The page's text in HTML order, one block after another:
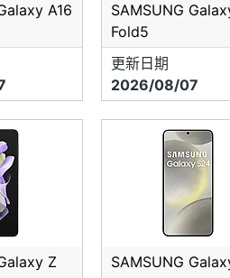
A16
SAMSUNG
Fold5
更新日期
2026/08/07
Z
SAMSUNG